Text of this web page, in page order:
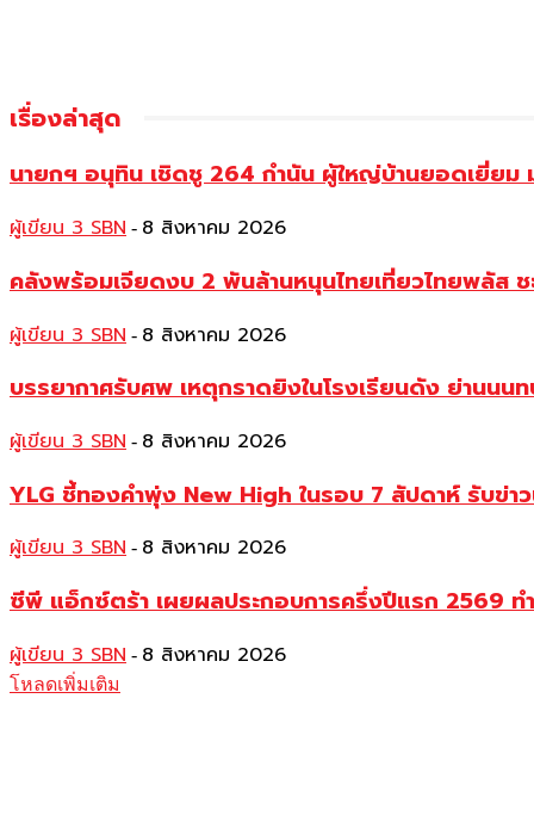
เรื่องล่าสุด
นายกฯ อนุทิน เชิดชู 264 กำนัน ผู้ใหญ่บ้านยอดเยี่ยม
ผู้เขียน 3 SBN - 8 สิงหาคม 2026
คลังพร้อมเจียดงบ 2 พันล้านหนุนไทยเที่ยวไทยพลัส ช
ผู้เขียน 3 SBN - 8 สิงหาคม 2026
บรรยากาศรับศพ เหตุกราดยิงในโรงเรียนดัง ย่านนน
ผู้เขียน 3 SBN - 8 สิงหาคม 2026
YLG ชี้ทองคำพุ่ง New High ในรอบ 7 สัปดาห์ รับข่า
ผู้เขียน 3 SBN - 8 สิงหาคม 2026
ซีพี แอ็กซ์ตร้า เผยผลประกอบการครึ่งปีแรก 2569 ท
ผู้เขียน 3 SBN - 8 สิงหาคม 2026
โหลดเพิ่มเติม